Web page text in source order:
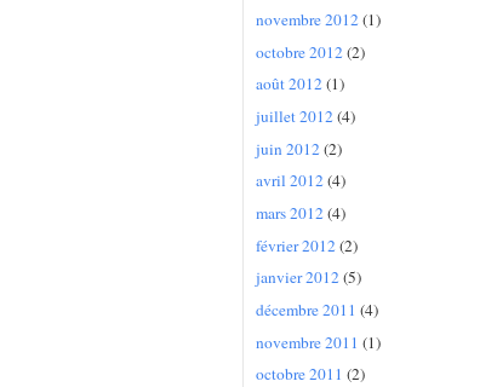
novembre 2012(1)
octobre 2012(2)
août 2012(1)
juillet 2012(4)
juin 2012(2)
avril 2012(4)
mars 2012(4)
février 2012(2)
janvier 2012(5)
décembre 2011 (4)
novembre 2011 (1)
octobre 2011 (2)